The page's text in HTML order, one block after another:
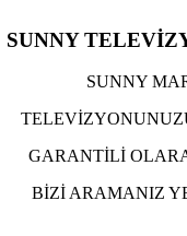
SUNNY
SUNNY
GARANTİLİ
BİZİ ARAMANIZ